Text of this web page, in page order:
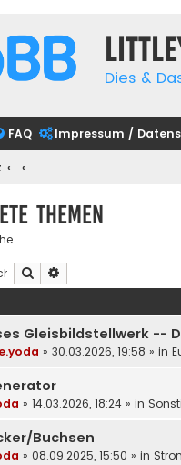
Dies &
FAQ Impressum /
Themen
Suche
Gleisbildstellwerk --
» 30.03.2026, 19:58 » in
» 14.03.2026, 18:24 » in
Buchsen
» 08.09.2025, 15:50 » in